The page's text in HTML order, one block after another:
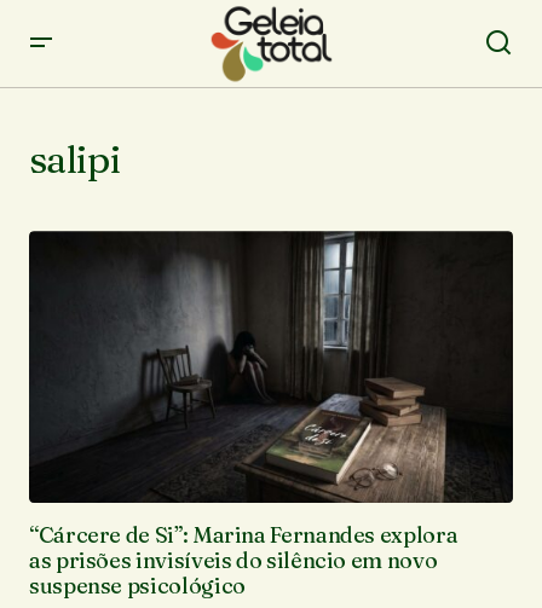
salipi
“Cárcere de Si”: Marina Fernandes explora
as prisões invisíveis do silêncio em novo
suspense psicológico